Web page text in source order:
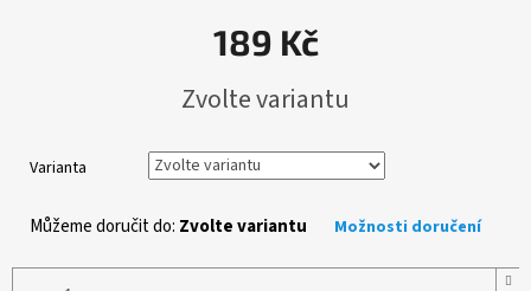
189 Kč
cena:
Zvolte variantu
Varianta
Můžeme doručit do: Zvolte variantu Možnosti doručení